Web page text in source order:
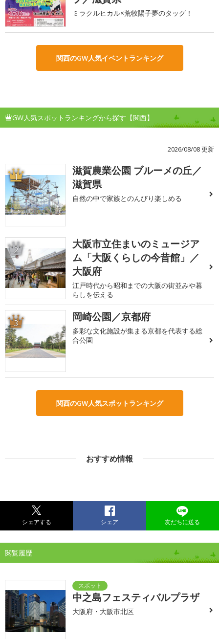
ミラクルヒカル×荒牧陽子夢のタッグ！
関西のGW人気イベントランキング
GW人気スポットランキングから探す【関西】
2026/08/08 更新
1
滋賀農業公園 ブルーメの丘／
滋賀県
自然の中で家族とのんびり楽しめる
2
大阪市立住まいのミュージア
ム「大阪くらしの今昔館」／
大阪府
江戸時代から昭和までの大阪の街並みや暮
らしを伝える
3 岡崎公園／京都府
多彩な文化施設が集まる京都を代表する総
合公園
関西のGW人気スポットランキング
おすすめ情報
シェアする シェア 友だちに送る
閲覧履歴
中之島フェスティバルプラザ
大阪府・大阪市北区